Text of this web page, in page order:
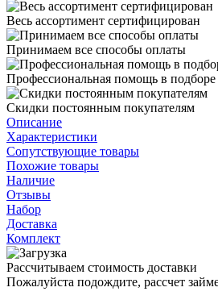
Весь ассортимент сертифицирован
Принимаем все способы оплаты
Профессиональная помощь в подборе
Скидки постоянным покупателям
Описание
Характеристики
Сопутствующие товары
Похожие товары
Наличие
Отзывы
Набор
Доставка
Комплект
Рассчитываем стоимость доставки
Пожалуйста подождите, рассчет